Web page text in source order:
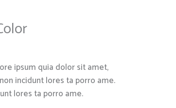
ipsum quia dolor sit amet,
incidunt lores ta porro ame.
lores ta porro ame.